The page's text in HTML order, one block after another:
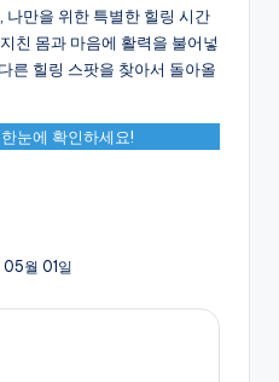
나만을 위한 특별한 힐링 시간
지친 몸과 마음에 활력을 불어넣
른 힐링 스팟을 찾아서 돌아올
눈에 확인하세요!
월 01일